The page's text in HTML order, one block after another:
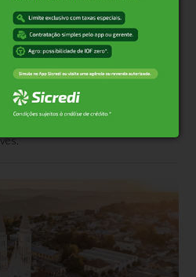
de galos, mas 500 já
interrompeu o
alega risco sanitário por falta de